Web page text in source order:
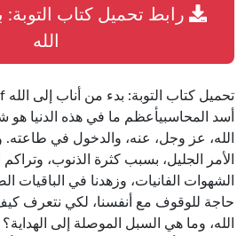
رابط تحميل كتاب
الله
أسد المحاسبيأعظم ما في هذه الدنيا هو
الله، عز وجل، عنه، والدخول في طاعته.
الأمر الجليل، بسبب كثرة الذنوب،
الشهوات الفانيات، وزهدنا في الباقيات
حاجة للوقوف مع أنفسنا، لكي نتعرف
الله، وما هي السبل الموصلة إلى